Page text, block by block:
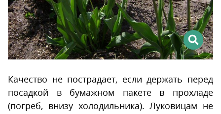
Качество не пострадает, если держать перед
посадкой в бумажном пакете в прохладе
(погреб, внизу холодильника). Луковицам не